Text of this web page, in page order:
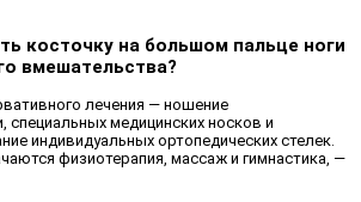
косточку на большом пальце ноги
вмешательства?
лечения — ношение
специальных медицинских носков и
индивидуальных ортопедических стелек.
физиотерапия, массаж и гимнастика, —